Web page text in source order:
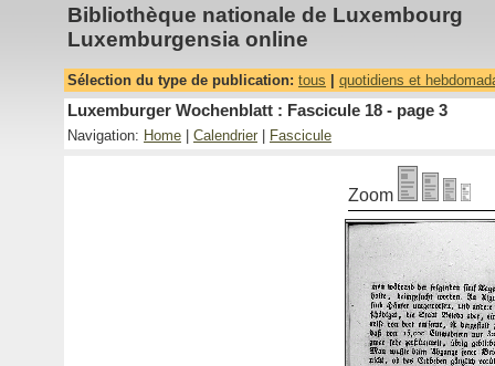
Bibliothèque nationale de Luxembourg
Luxemburgensia online
Sélection du type de publication: tous quotidiens et
Luxemburger Wochenblatt : Fascicule 18 - page 3
Navigation: Home Calendrier Fascicule
Zoom